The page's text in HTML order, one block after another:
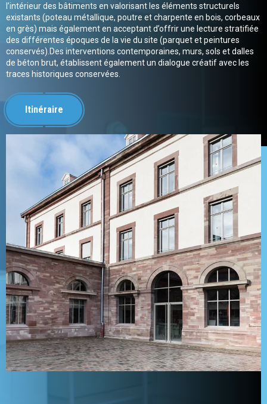
l’intérieur des bâtiments en valorisant les éléments structurels
existants (poteau métallique, poutre et charpente en bois, corbeaux
en grès) mais également en acceptant d’offrir une lecture stratifiée
des différentes époques de la vie du site (parquet et peintures
conservés).Des interventions contemporaines, murs, sols et dalles
de béton brut, établissent également un dialogue créatif avec les
traces historiques conservées.
Itinéraire